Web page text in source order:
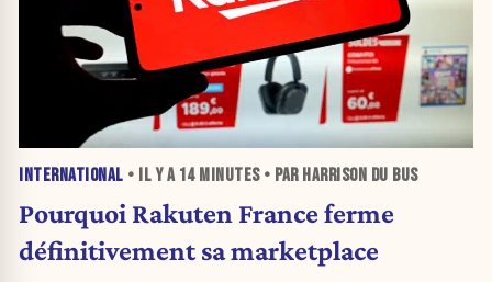
INTERNATIONAL • IL Y A 14 MINUTES• PAR HARRISON DU BUS
Pourquoi Rakuten France ferme
définitivement sa marketplace